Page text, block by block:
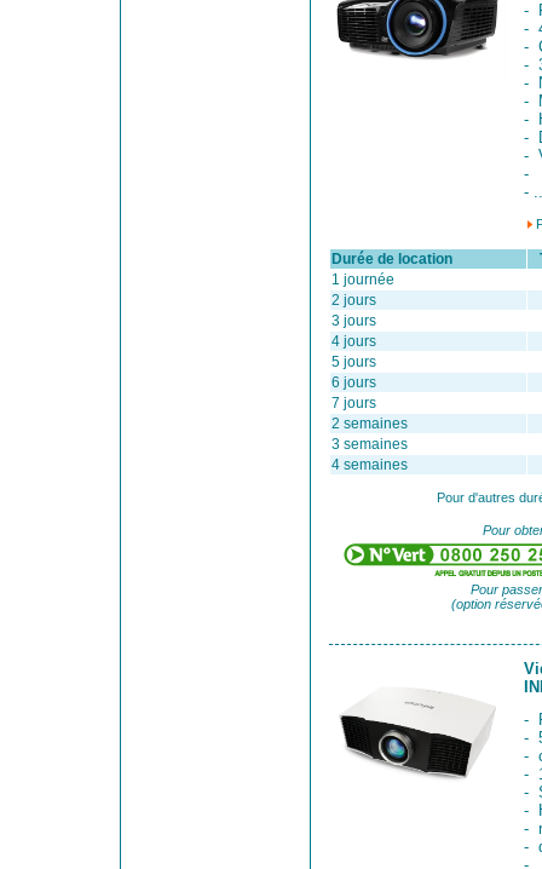
-
-
-
-
-
-
-
-
-
-
-
Durée de location
1 journée
2 jours
3 jours
4 jours
5 jours
6 jours
7 jours
2 semaines
3 semaines
4 semaines
Pour d'autres
Pour
Pour
(option
-
-
-
-
-
-
-
-
-